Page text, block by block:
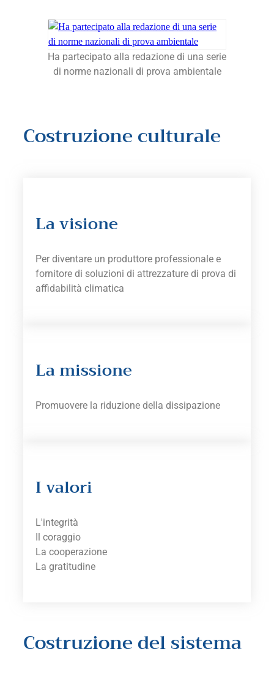
Ha partecipato alla redazione di una serie
di norme nazionali di prova ambientale
Costruzione culturale
La visione
Per diventare un produttore professionale e
fornitore di soluzioni di attrezzature di prova di
affidabilità climatica
La missione
Promuovere la riduzione della dissipazione
I valori
L'integrità
Il coraggio
La cooperazione
La gratitudine
Costruzione del sistema